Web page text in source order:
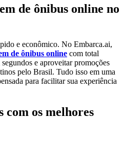
de ônibus online no
e econômico. No Embarca.ai,
de ônibus online com total
e aproveitar promoções
pelo Brasil. Tudo isso em uma
para facilitar sua experiência
com os melhores